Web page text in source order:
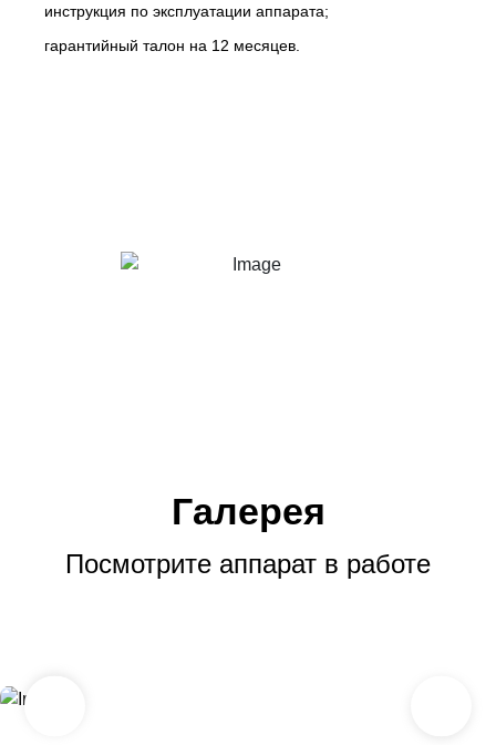
инструкция по эксплуатации аппарата;
гарантийный талон на 12 месяцев.
Галерея
Посмотрите аппарат в работе